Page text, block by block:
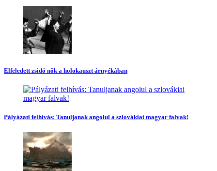
Elfeledett zsidó nők a holokauszt árnyékában
Pályázati felhívás: Tanuljanak angolul a szlovákiai magyar falvak!